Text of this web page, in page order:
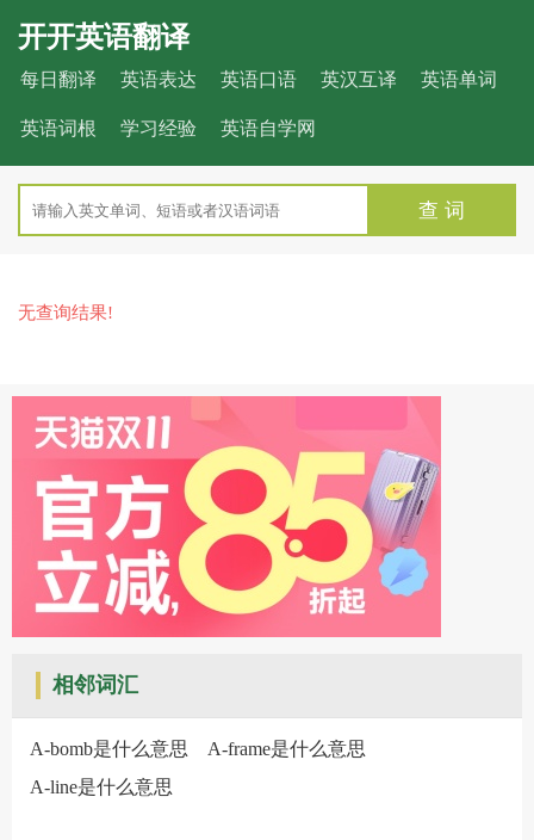
开开英语翻译
每日翻译 英语表达 英语口语 英汉互译 英语单词
英语词根 学习经验 英语自学网
查 词
无查询结果!
相邻词汇
A-bomb是什么意思
A-frame是什么意思
A-line是什么意思